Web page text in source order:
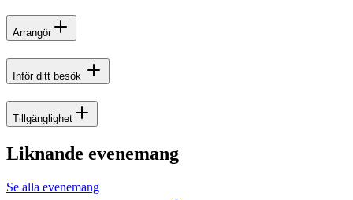
Arrangör
Inför ditt besök
Tillgänglighet
Liknande evenemang
Se alla evenemang